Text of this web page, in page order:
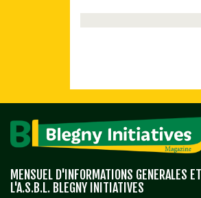
MENSUEL D'INFORMATIONS GENERALES
L'A.S.B.L. BLEGNY INITIATIVES